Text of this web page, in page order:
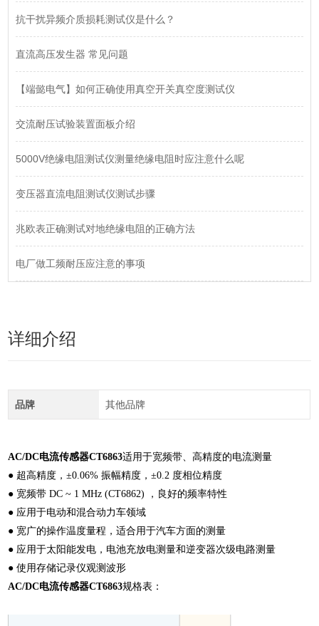
抗干扰异频介质损耗测试仪是什么？
直流高压发生器 常见问题
【端懿电气】如何正确使用真空开关真空度测试仪
交流耐压试验装置面板介绍
5000V绝缘电阻测试仪测量绝缘电阻时应注意什么呢
变压器直流电阻测试仪测试步骤
兆欧表正确测试对地绝缘电阻的正确方法
电厂做工频耐压应注意的事项
详细介绍
品牌 其他品牌
AC/DC电流传感器CT6863适用于宽频带、高精度的电流测量
● 超高精度，±0.06% 振幅精度，±0.2 度相位精度
● 宽频带 DC ~ 1 MHz (CT6862) ，良好的频率特性
● 应用于电动和混合动力车领域
● 宽广的操作温度量程，适合用于汽车方面的测量
● 应用于太阳能发电，电池充放电测量和逆变器次级电路测量
● 使用存储记录仪观测波形
AC/DC电流传感器CT6863规格表：